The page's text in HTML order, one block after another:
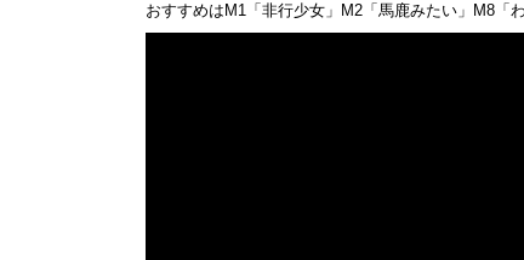
おすすめはM1「非行少女」M2「馬鹿みたい」M8「